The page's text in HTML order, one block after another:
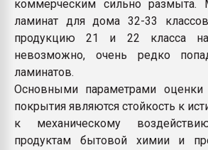
коммерческим сильно размыта.
ламинат для дома 32-33
продукцию 21 и 22 класса
невозможно, очень редко
ламинатов.
Основными параметрами оценки
покрытия являются стойкость к
к механическому
продуктам бытовой химии и